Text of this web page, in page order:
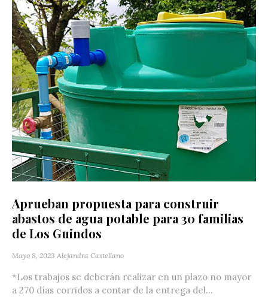
Aprueban propuesta para construir
abastos de agua potable para 30 familias
de Los Guindos
Mayo 8, 2023 Alejandra Castellano
*Los trabajos se deberán realizar en un plazo no mayor
a 270 días corridos a contar de la entrega del...